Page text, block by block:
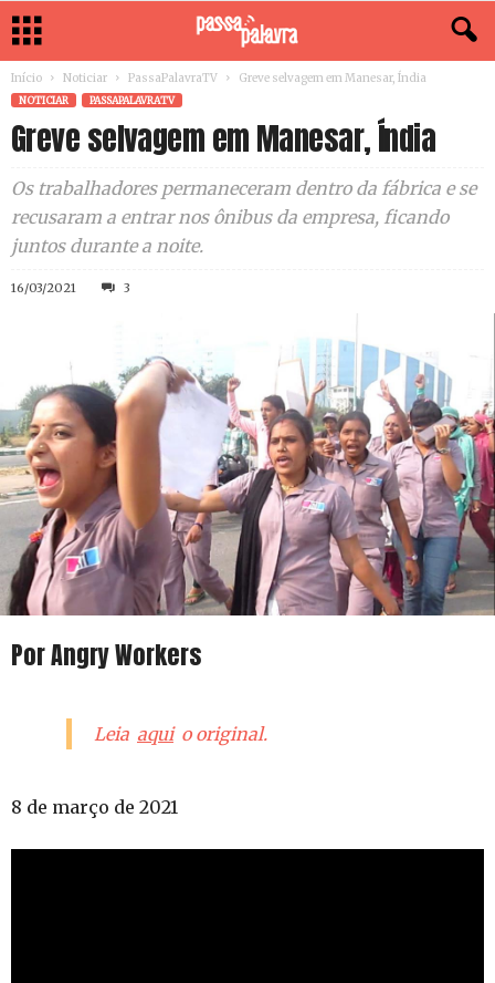
Início Noticiar PassaPalavraTV Greve selvagem em Manesar, Índia
NOTICIAR PASSAPALAVRATV
Greve selvagem em Manesar, Índia
Os trabalhadores permaneceram dentro da fábrica e se
recusaram a entrar nos ônibus da empresa, ficando
juntos durante a noite.
16/03/2021 3
Por Angry Workers
Leia aqui o original.
8 de março de 2021